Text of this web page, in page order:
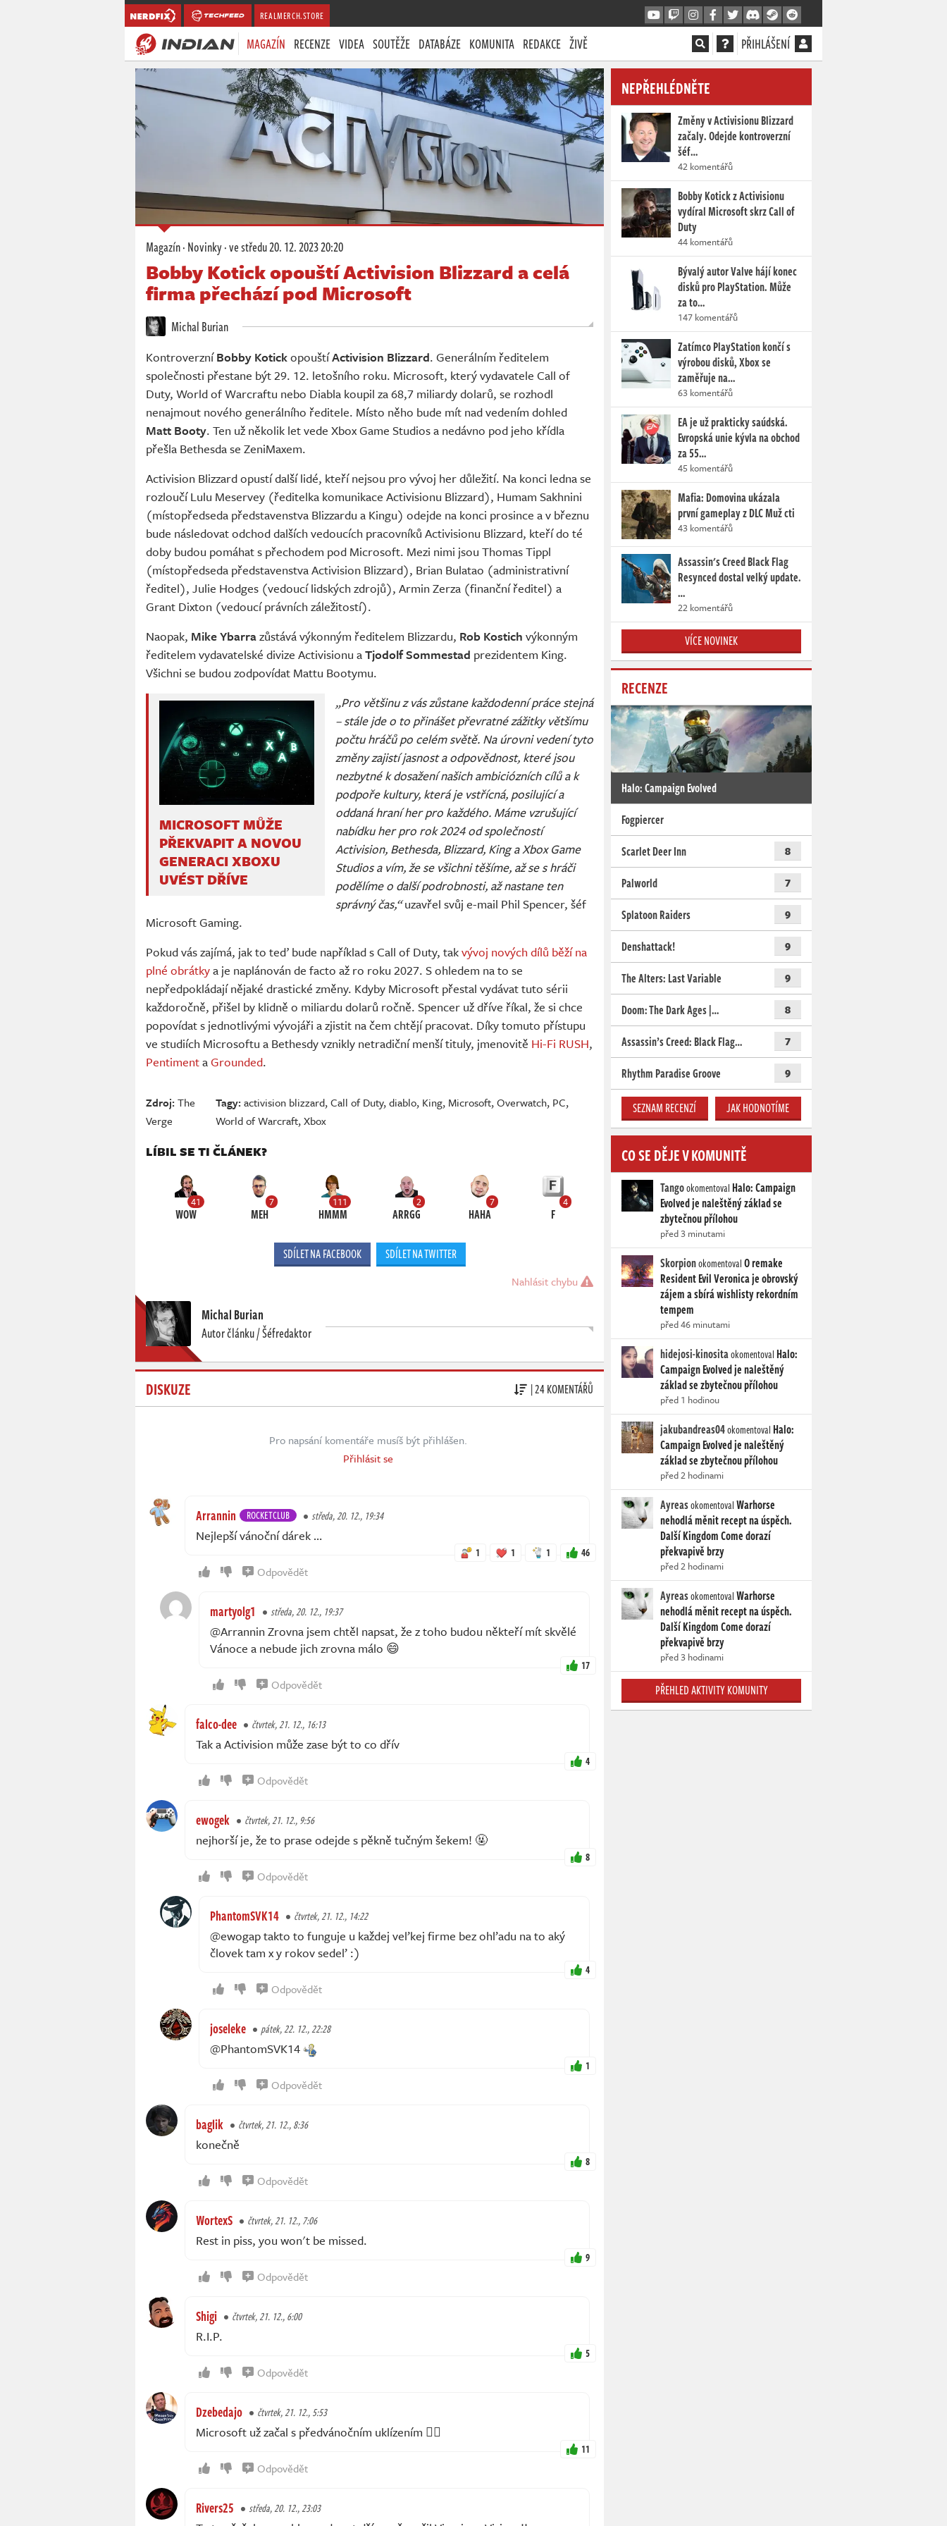
REALMERCH.STORE
MAGAZÍN RECENZE VIDEA SOUTĚŽE DATABÁZE KOMUNITA REDAKCE ŽIVĚ PŘIHLÁŠENÍ
Magazín·Novinky·ve středu20. 12. 2023 20:20
Bobby Kotick opouští Activision Blizzard a celá
firma přechází pod Microsoft
Michal Burian
KontroverzníBobby KotickopouštíActivision Blizzard. Generálním ředitelem
společnosti přestane být 29. 12. letošního roku. Microsoft, který vydavatele Call of
Duty, World of Warcraftu nebo Diabla koupil za 68,7 miliardy dolarů, se rozhodl
nenajmout nového generálního ředitele. Místo něho bude mít nad vedením dohled
Matt Booty. Ten už několik let vede Xbox Game Studios a nedávno pod jeho křídla
přešla Bethesda se ZeniMaxem.
Activision Blizzard opustí další lidé, kteří nejsou pro vývoj her důležití. Na konci ledna se
rozloučí Lulu Meservey (ředitelka komunikace Activisionu Blizzard), Humam Sakhnini
(místopředseda představenstva Blizzardu a Kingu) odejde na konci prosince a v březnu
bude následovat odchod dalších vedoucích pracovníků Activisionu Blizzard, kteří do té
doby budou pomáhat s přechodem pod Microsoft. Mezi nimi jsou Thomas Tippl
(místopředseda představenstva Activision Blizzard), Brian Bulatao (administrativní
ředitel), Julie Hodges (vedoucí lidských zdrojů), Armin Zerza (finanční ředitel) a
Grant Dixton (vedoucí právních záležitostí).
Naopak, Mike Ybarrazůstává výkonným ředitelem Blizzardu, Rob Kostich výkonným
ředitelem vydavatelské divize Activisionu aTjodolf Sommestad prezidentem King.
Všichni se budou zodpovídat Mattu Bootymu.
MICROSOFT MŮŽE
PŘEKVAPIT A NOVOU
GENERACI XBOXU
UVÉST DŘÍVE
„Pro většinu z vás zůstane každodenní práce stejná
– stále jde o to přinášet převratné zážitky většímu
počtu hráčů po celém světě. Na úrovni vedení tyto
změny zajistí jasnost a odpovědnost, které jsou
nezbytné k dosažení našich ambiciózních cílů a k
podpoře kultury, která je vstřícná, posilující a
oddaná hraní her pro každého. Máme vzrušující
nabídku her pro rok 2024 od společností
Activision, Bethesda, Blizzard, King a Xbox Game
Studios a vím, že se všichni těšíme, až se s hráči
podělíme o další podrobnosti, až nastane ten
správný čas,“uzavřel svůj e-mail Phil Spencer, šéf
Microsoft Gaming.
Pokud vás zajímá, jak to teď bude například s Call of Duty, takvývoj nových dílů běží na
plné obrátkya je naplánován de facto až ro roku 2027. S ohledem na to se
nepředpokládají nějaké drastické změny. Kdyby Microsoft přestal vydávat tuto sérii
každoročně, přišel by klidně o miliardu dolarů ročně. Spencer už dříve říkal, že si chce
popovídat s jednotlivými vývojáři a zjistit na čem chtějí pracovat. Díky tomuto přístupu
ve studiích Microsoftu a Bethesdy vznikly netradiční menší tituly, jmenovitě Hi-Fi RUSH,
PentimentaGrounded.
Zdroj:The
Verge
Tagy:activision blizzard,Call of Duty,diablo, King, Microsoft,Overwatch, PC,
World of Warcraft,Xbox
LÍBIL SE TI ČLÁNEK?
41
WOW
7
MEH
111
HMMM
2
ARRGG
7
HAHA
4
F
SDÍLET NA FACEBOOK SDÍLET NA TWITTER
Nahlásit chybu
Michal Burian
Autor článku / Šéfredaktor
DISKUZE | 24 KOMENTÁŘŮ
Pro napsání komentáře musíš být přihlášen.
Přihlásit se
Arrannin ROCKETCLUB středa, 20. 12., 19:34
Nejlepší vánoční dárek …
1 1 1 46
Odpovědět
martyolg1 středa, 20. 12., 19:37
@Arrannin Zrovna jsem chtěl napsat, že z toho budou někteří mít skvělé
Vánoce a nebude jich zrovna málo 😄
17
Odpovědět
falco-dee čtvrtek, 21. 12., 16:13
Tak a Activision může zase být to co dřív
4
Odpovědět
ewogek čtvrtek, 21. 12., 9:56
nejhorší je, že to prase odejde s pěkně tučným šekem! 🤬
8
Odpovědět
PhantomSVK14 čtvrtek, 21. 12., 14:22
@ewogap takto to funguje u každej veľkej firme bez ohľadu na to aký
človek tam x y rokov sedeľ :)
4
Odpovědět
joseleke pátek, 22. 12., 22:28
@PhantomSVK14
1
Odpovědět
baglik čtvrtek, 21. 12., 8:36
konečně
8
Odpovědět
WortexS čtvrtek, 21. 12., 7:06
Rest in piss, you won't be missed.
9
Odpovědět
Shigi čtvrtek, 21. 12., 6:00
R.I.P.
5
Odpovědět
Dzebedajo čtvrtek, 21. 12., 5:53
Microsoft už začal s předvánočním uklízením 👍🏻
11
Odpovědět
Rivers25 středa, 20. 12., 23:03
NEPŘEHLÉDNĚTE
Změny v Activisionu Blizzard
začaly. Odejde kontroverzní
šéf…
42 komentářů
Bobby Kotick z Activisionu
vydíral Microsoft skrz Call of
Duty
44 komentářů
Bývalý autor Valve hájí konec
disků pro PlayStation. Může
za to…
147 komentářů
Zatímco PlayStation končí s
výrobou disků, Xbox se
zaměřuje na…
63 komentářů
EA je už prakticky saúdská.
Evropská unie kývla na obchod
za 55…
45 komentářů
Mafia: Domovina ukázala
první gameplay z DLC Muž cti
43 komentářů
Assassin's Creed Black Flag
Resynced dostal velký update.
…
22 komentářů
VÍCE NOVINEK
RECENZE
Halo: Campaign Evolved
Fogpiercer
Scarlet Deer Inn
8
Palworld 7
Splatoon Raiders 9
Denshattack! 9
The Alters: Last Variable 9
Doom: The Dark Ages |… 8
Assassin’s Creed: Black Flag… 7
Rhythm Paradise Groove 9
SEZNAM RECENZÍ JAK HODNOTÍME
CO SE DĚJE V KOMUNITĚ
Tangookomentoval Halo: Campaign
Evolved je naleštěný základ se
zbytečnou přílohou
před 3 minutami
SkorpionokomentovalO remake
Resident Evil Veronica je obrovský
zájem a sbírá wishlisty rekordním
tempem
před 46 minutami
hidejosi-kinositaokomentoval Halo:
Campaign Evolved je naleštěný
základ se zbytečnou přílohou
před 1 hodinou
jakubandreas04okomentoval Halo:
Campaign Evolved je naleštěný
základ se zbytečnou přílohou
před 2 hodinami
AyreasokomentovalWarhorse
nehodlá měnit recept na úspěch.
Další Kingdom Come dorazí
překvapivě brzy
před 2 hodinami
AyreasokomentovalWarhorse
nehodlá měnit recept na úspěch.
Další Kingdom Come dorazí
překvapivě brzy
před 3 hodinami
PŘEHLED AKTIVITY KOMUNITY